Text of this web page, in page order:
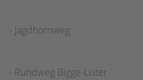
schließlich über die
gelangen. Direkt auf der
- Jagdhornweg
- Rundweg Bigge-Lister